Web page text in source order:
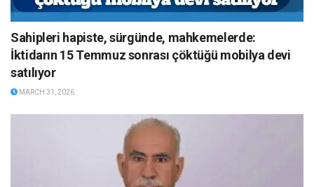
Sahipleri hapiste, sürgünde, mahkemelerde:
İktidarın 15 Temmuz sonrası çöktüğü mobilya devi
satılıyor
MARCH 31, 2026